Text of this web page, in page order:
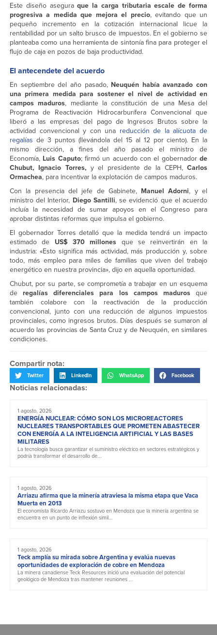
Este diseño aseguraque la carga tributaria escale de forma
progresiva a medida que mejora el precio, evitando que un
pequeño incremento en la cotización internacional licue la
rentabilidad por un salto brusco de impuestos. En el gobierno se
planteaba como una herramienta de sintonía fina para proteger el
flujo de caja en pozos de baja productividad.
El antecendete del acuerdo
En septiembre del año pasado, Neuquén había avanzado con
una primera medida para sostener el nivel de actividad en
campos maduros, mediante la constitución de una Mesa del
Programa de Reactivación Hidrocarburífera Convencional que
liberó a las empresas del pago de Ingresos Brutos sobre la
actividad convencional y con una reducción de la alícuota de
regalías de 3 puntos (llevándola del 15 al 12 por ciento). En la
mismo dirección, a fines del año pasado el ministro de
Economía, Luis Caputo; firmó un acuerdo con el gobernadorde
Chubut, Ignacio Torres, y el presidente de la CEPH,Carlos
Ormachea, para incentivar la explotación de campos maduros.
Con la presencia del jefe de Gabinete, Manuel Adorni, y el
ministro del Interior, Diego Santilli, se evidenció que el acuerdo
incluía la necesidad de sumar apoyos en el Congreso para
aprobar distintas reformas que impulsa el gobierno.
El gobernador Torres detalló que la medida tendrá un impacto
estimado de US$ 370 millones que se reinvertirán en la
industria: «Esto significa más actividad, más producción y, sobre
todo, más empleo para miles de familias que viven del trabajo
energético en nuestra provincia», dijo en aquella oportunidad.
Chubut, por su parte, se comprometía a trabajar en un esquema
de regalías diferenciales para los campos madurosque
también colabore con la reactivación de la producción
convencional, junto con una reducción de algunos impuestos
provinciales, como ingresos brutos. Días después se sumaron al
acuerdo las provincias de Santa Cruz y de Neuquén, en similares
condiciones.
Compartir nota:
Twitter LinkedIn WhatsApp Facebook
Noticias relacionadas:
1 agosto, 2026
ENERGÍA NUCLEAR: CÓMO SON LOS MICROREACTORES
NUCLEARES TRANSPORTABLES QUE PROMETEN ABASTECER
CON ENERGÍA A LA INTELIGENCIA ARTIFICIAL Y LAS BASES
MILITARES
La tecnología busca garantizar el suministro eléctrico en sectores estratégicos y
podría transformar el desarrollo de...
1 agosto, 2026
Arriazu afirma que la minería atraviesa la misma etapa que Vaca
Muerta en 2013
El economista Ricardo Arriazu sostuvo en Mendoza que la minería argentina se
encuentra en un punto de inflexión simil...
1 agosto, 2026
Teck amplía su mirada sobre Argentina y evalúa nuevas
oportunidades de exploración de cobre en Mendoza
La minera canadiense Teck Resources inició una evaluación del potencial
geológico de Mendoza tras mantener reuniones ...